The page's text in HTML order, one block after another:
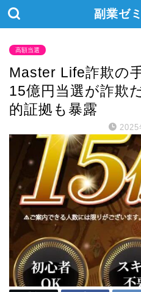
副業ゼ
高額当選
Master Life詐欺の
15億円当選が詐欺
的証拠も暴露
2025